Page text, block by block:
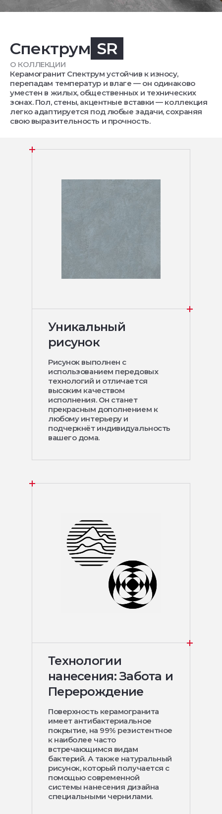
Спектрум SR
О КОЛЛЕКЦИИ
Керамогранит Спектрум устойчив к износу,
перепадам температур и влаге — он одинаково
уместен в жилых, общественных и технических
зонах. Пол, стены, акцентные вставки — коллекция
легко адаптируется под любые задачи, сохраняя
свою выразительность и прочность.
Уникальный
рисунок
Рисунок выполнен с
использованием передовых
технологий и отличается
высоким качеством
исполнения. Он станет
прекрасным дополнением к
любому интерьеру и
подчеркнёт индивидуальность
вашего дома.
Технологии
нанесения: Забота и
Перерождение
Поверхность керамогранита
имеет антибактериальное
покрытие, на 99% резистентное
к наиболее часто
встречающимся видам
бактерий. А также натуральный
рисунок, который получается с
помощью современной
системы нанесения дизайна
специальными чернилами.